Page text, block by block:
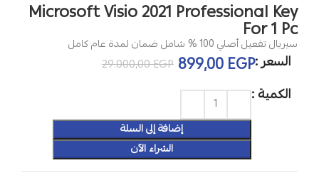
Microsoft Visio 2021 Professional Key
For 1 Pc
سيريال تفعيل أصلي 100 % شامل ضمان لمدة عام كامل
السعر : 29.000,00EGP 899,00 EGP
الكمية :
إضافة إلى السلة
الشراء الآن